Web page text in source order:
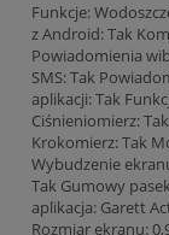
Funkcje:
z Android: Tak
Powiadomienia
SMS: Tak
aplikacji: Tak
Ciśnieniomierz:
Krokomierz: Tak
Wybudzenie
Tak Gumowy
aplikacja: Garett
Rozmiar ekranu: